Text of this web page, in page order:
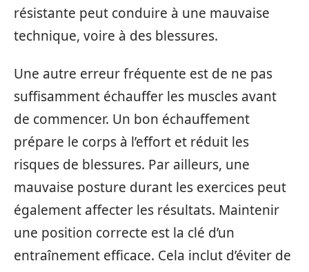
résistante peut conduire à une mauvaise
technique, voire à des blessures.
Une autre erreur fréquente est de ne pas
suffisamment échauffer les muscles avant
de commencer. Un bon échauffement
prépare le corps à l’effort et réduit les
risques de blessures. Par ailleurs, une
mauvaise posture durant les exercices peut
également affecter les résultats. Maintenir
une position correcte est la clé d’un
entraînement efficace. Cela inclut d’éviter de